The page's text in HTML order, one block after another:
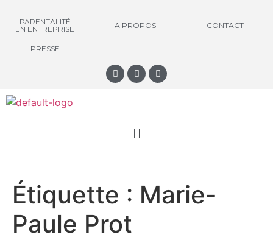
PARENTALITÉ
EN ENTREPRISE
A PROPOS CONTACT
PRESSE
Étiquette : Marie-
Paule Prot